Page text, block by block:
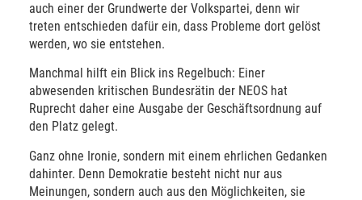
auch einer der Grundwerte der Volkspartei, denn wir
treten entschieden dafür ein, dass Probleme dort gelöst
werden, wo sie entstehen.
Manchmal hilft ein Blick ins Regelbuch: Einer
abwesenden kritischen Bundesrätin der NEOS hat
Ruprecht daher eine Ausgabe der Geschäftsordnung auf
den Platz gelegt.
Ganz ohne Ironie, sondern mit einem ehrlichen Gedanken
dahinter. Denn Demokratie besteht nicht nur aus
Meinungen, sondern auch aus den Möglichkeiten, sie